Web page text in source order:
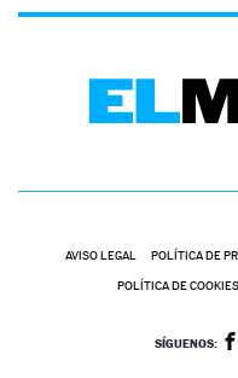
AVISO LEGAL POLÍTICA DE
POLÍTICA DE COOKIES
SÍGUENOS: